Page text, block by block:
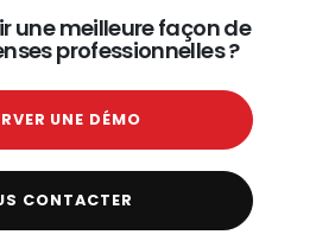
une meilleure façon de
professionnelles ?
UNE DÉMO
CONTACTER